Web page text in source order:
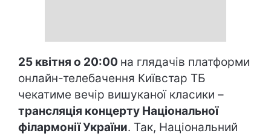
25 квітня о 20:00 на глядачів платформи
онлайн-телебачення Київстар ТБ
чекатиме вечір вишуканої класики –
трансляція концерту Національної
філармонії України. Так, Національний